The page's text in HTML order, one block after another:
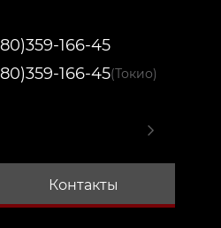
166-45
166-45(Токио)
Контакты